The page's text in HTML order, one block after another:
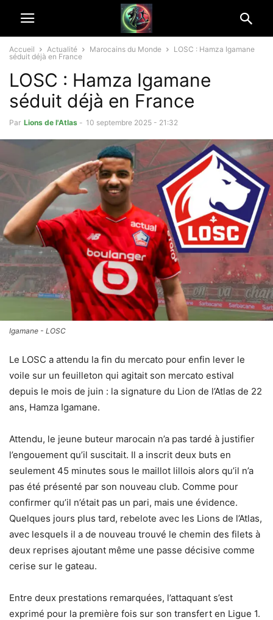
Accueil Actualité Marocains du Monde
LOSC : Hamza Igamane
séduit déjà en France
LOSC : Hamza Igamane
séduit déjà en France
Par Lions de l'Atlas - 10 septembre 2025 - 21:32
Igamane - LOSC
Le LOSC a attendu la fin du mercato pour enfin lever le
voile sur un feuilleton qui agitait son mercato estival
depuis le mois de juin : la signature du Lion de l’Atlas de 22
ans, Hamza Igamane.
Attendu, le jeune buteur marocain n’a pas tardé à justifier
l’engouement qu’il suscitait. Il a inscrit deux buts en
seulement 45 minutes sous le maillot lillois alors qu’il n’a
pas été présenté par son nouveau club. Comme pour
confirmer qu’il n’était pas un pari, mais une évidence.
Quelques jours plus tard, rebelote avec les Lions de l’Atlas,
avec lesquels il a de nouveau trouvé le chemin des filets à
deux reprises ajoutant même une passe décisive comme
cerise sur le gateau.
Entre deux prestations remarquées, l’attaquant s’est
exprimé pour la première fois sur son transfert en Ligue 1.